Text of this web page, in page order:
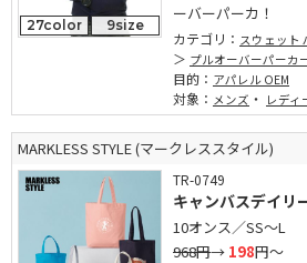
27color 9size
ーバーパーカ！
カテゴリ： スウェット
プルオーバーパーカ
目的： アパレル OEM
対象： メンズ ・ レディ
MARKLESS STYLE (マークレススタイル)
TR-0749
キャンバスデイリ
10オンス／SS～L
968円→ 198円～